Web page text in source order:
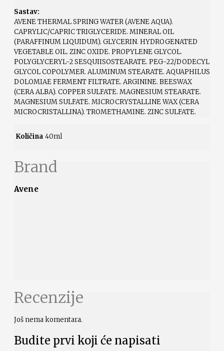
Sastav:
AVENE THERMAL SPRING WATER (AVENE AQUA).
CAPRYLIC/CAPRIC TRIGLYCERIDE. MINERAL OIL
(PARAFFINUM LIQUIDUM). GLYCERIN. HYDROGENATED
VEGETABLE OIL. ZINC OXIDE. PROPYLENE GLYCOL.
POLYGLYCERYL-2 SESQUIISOSTEARATE. PEG-22/DODECYL
GLYCOL COPOLYMER. ALUMINUM STEARATE. AQUAPHILUS
DOLOMIAE FERMENT FILTRATE. ARGININE. BEESWAX
(CERA ALBA). COPPER SULFATE. MAGNESIUM STEARATE.
MAGNESIUM SULFATE. MICROCRYSTALLINE WAX (CERA
MICROCRISTALLINA). TROMETHAMINE. ZINC SULFATE.
Količina 40ml
Brand
Avene
Recenzije
Još nema komentara.
Budite prvi koji će napisati